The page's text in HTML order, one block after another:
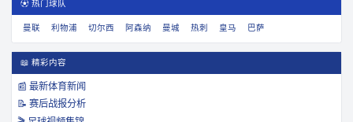
⚽ 热门球队
曼联 利物浦 切尔西 阿森纳 曼城 热刺 皇马 巴萨
📖 精彩内容
📰 最新体育新闻
📝 赛后战报分析